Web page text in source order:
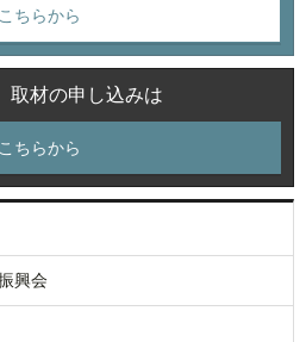
こちらから
取材の申し込みは
こちらから
興会